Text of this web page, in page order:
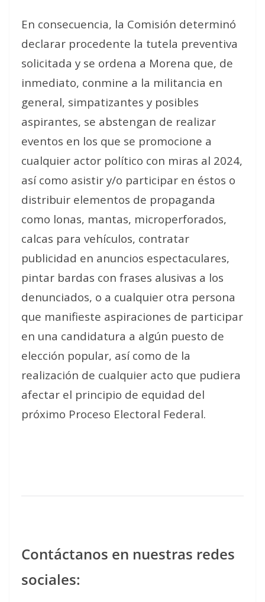
En consecuencia, la Comisión determinó
declarar procedente la tutela preventiva
solicitada y se ordena a Morena que, de
inmediato, conmine a la militancia en
general, simpatizantes y posibles
aspirantes, se abstengan de realizar
eventos en los que se promocione a
cualquier actor político con miras al 2024,
así como asistir y/o participar en éstos o
distribuir elementos de propaganda
como lonas, mantas, microperforados,
calcas para vehículos, contratar
publicidad en anuncios espectaculares,
pintar bardas con frases alusivas a los
denunciados, o a cualquier otra persona
que manifieste aspiraciones de participar
en una candidatura a algún puesto de
elección popular, así como de la
realización de cualquier acto que pudiera
afectar el principio de equidad del
próximo Proceso Electoral Federal.
Contáctanos en nuestras redes
sociales: